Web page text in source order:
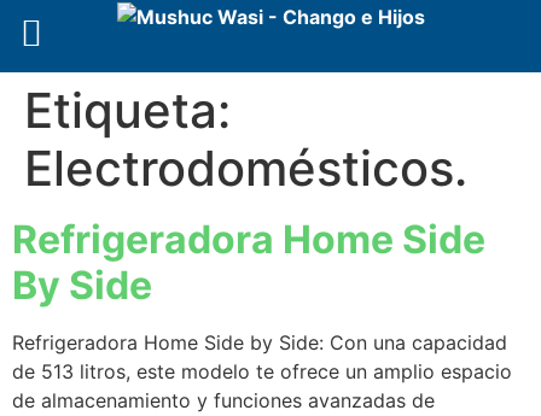
Etiqueta:
Electrodomésticos.
Refrigeradora Home Side
By Side
Refrigeradora Home Side by Side: Con una capacidad
de 513 litros, este modelo te ofrece un amplio espacio
de almacenamiento y funciones avanzadas de